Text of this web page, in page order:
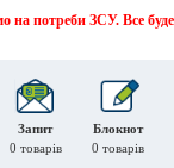
на потреби ЗСУ. Все буде
Запит
0 товарів
Блокнот
0 товарів